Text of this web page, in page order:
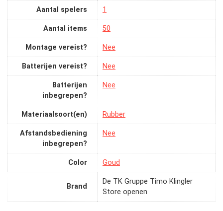
Aantal spelers ‎1
Aantal items 50
Montage vereist? ‎Nee
Batterijen vereist? ‎Nee
Batterijen
inbegrepen?
‎Nee
Materiaalsoort(en) ‎Rubber
Afstandsbediening
inbegrepen?
‎Nee
Color ‎Goud
Brand
De TK Gruppe Timo Klingler
Store openen